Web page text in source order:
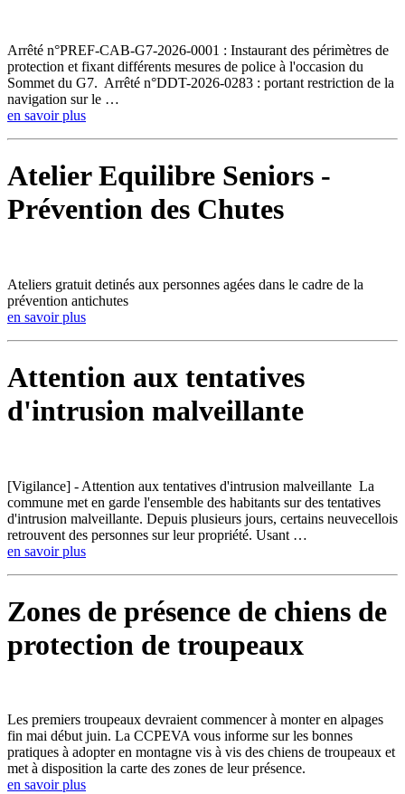
Arrêté n°PREF-CAB-G7-2026-0001 : Instaurant des périmètres de
protection et fixant différents mesures de police à l'occasion du
Sommet du G7. Arrêté n°DDT-2026-0283 : portant restriction de la
navigation sur le …
en savoir plus
Atelier Equilibre Seniors -
Prévention des Chutes
Ateliers gratuit detinés aux personnes agées dans le cadre de la
prévention antichutes
en savoir plus
Attention aux tentatives
d'intrusion malveillante
[Vigilance] - Attention aux tentatives d'intrusion malveillante La
commune met en garde l'ensemble des habitants sur des tentatives
d'intrusion malveillante. Depuis plusieurs jours, certains neuvecellois
retrouvent des personnes sur leur propriété. Usant …
en savoir plus
Zones de présence de chiens de
protection de troupeaux
Les premiers troupeaux devraient commencer à monter en alpages
fin mai début juin. La CCPEVA vous informe sur les bonnes
pratiques à adopter en montagne vis à vis des chiens de troupeaux et
met à disposition la carte des zones de leur présence.
en savoir plus